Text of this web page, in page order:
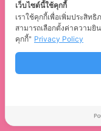
Entertainment
Celebrity
Movies
Musics
เว็บไซต์นี้ใช้คุกกี้
เราใช้คุกกี้เพื่อเพิ่มประสิท
สามารถเลือกตั้งค่าความยิ
คุกกี้" Privacy Policy